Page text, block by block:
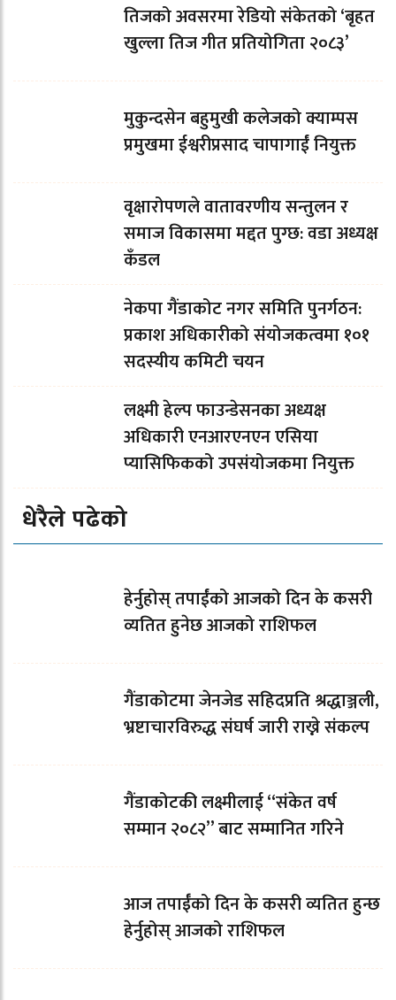
तिजको अवसरमा रेडियो संकेतको ‘बृहत
खुल्ला तिज गीत प्रतियोगिता २०८३’
मुकुन्दसेन बहुमुखी कलेजको क्याम्पस
प्रमुखमा ईश्वरीप्रसाद चापागाईं नियुक्त
वृक्षारोपणले वातावरणीय सन्तुलन र
समाज विकासमा मद्दत पुग्छ: वडा अध्यक्ष
कँडल
नेकपा गैंडाकोट नगर समिति पुनर्गठन:
प्रकाश अधिकारीको संयोजकत्वमा १०१
सदस्यीय कमिटी चयन
लक्ष्मी हेल्प फाउन्डेसनका अध्यक्ष
अधिकारी एनआरएनएन एसिया
प्यासिफिकको उपसंयोजकमा नियुक्त
धेरैले पढेको
हेर्नुहोस् तपाईंको आजको दिन के कसरी
व्यतित हुनेछ आजको राशिफल
गैंडाकोटमा जेनजेड सहिदप्रति श्रद्धाञ्जली,
भ्रष्टाचारविरुद्ध संघर्ष जारी राख्ने संकल्प
गैंडाकोटकी लक्ष्मीलाई “संकेत वर्ष
सम्मान २०८२” बाट सम्मानित गरिने
आज तपाईँको दिन के कसरी व्यतित हुन्छ
हेर्नुहोस् आजको राशिफल